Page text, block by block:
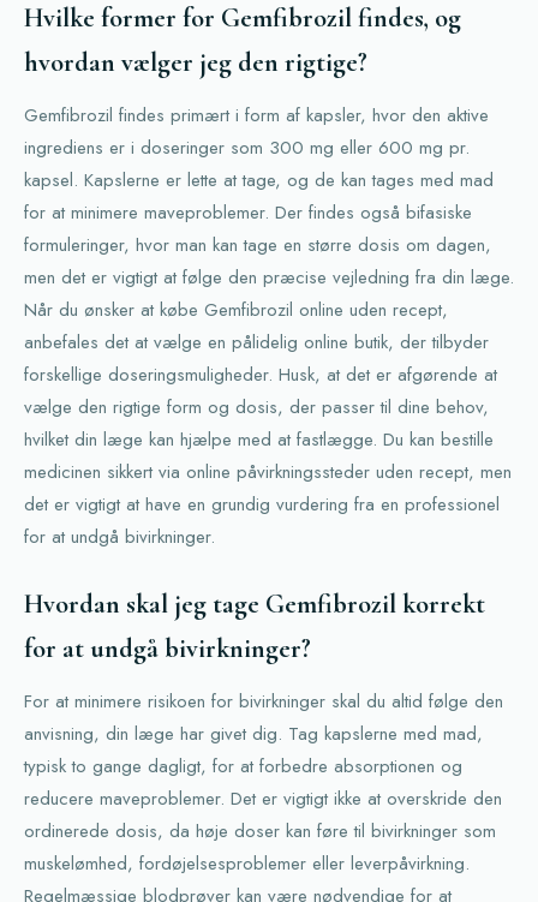
Hvilke former for Gemfibrozil findes, og
hvordan vælger jeg den rigtige?
Gemfibrozil findes primært i form af kapsler, hvor den aktive
ingrediens er i doseringer som 300 mg eller 600 mg pr.
kapsel. Kapslerne er lette at tage, og de kan tages med mad
for at minimere maveproblemer. Der findes også bifasiske
formuleringer, hvor man kan tage en større dosis om dagen,
men det er vigtigt at følge den præcise vejledning fra din læge.
Når du ønsker at købe Gemfibrozil online uden recept,
anbefales det at vælge en pålidelig online butik, der tilbyder
forskellige doseringsmuligheder. Husk, at det er afgørende at
vælge den rigtige form og dosis, der passer til dine behov,
hvilket din læge kan hjælpe med at fastlægge. Du kan bestille
medicinen sikkert via online påvirkningssteder uden recept, men
det er vigtigt at have en grundig vurdering fra en professionel
for at undgå bivirkninger.
Hvordan skal jeg tage Gemfibrozil korrekt
for at undgå bivirkninger?
For at minimere risikoen for bivirkninger skal du altid følge den
anvisning, din læge har givet dig. Tag kapslerne med mad,
typisk to gange dagligt, for at forbedre absorptionen og
reducere maveproblemer. Det er vigtigt ikke at overskride den
ordinerede dosis, da høje doser kan føre til bivirkninger som
muskelømhed, fordøjelsesproblemer eller leverpåvirkning.
Regelmæssige blodprøver kan være nødvendige for at